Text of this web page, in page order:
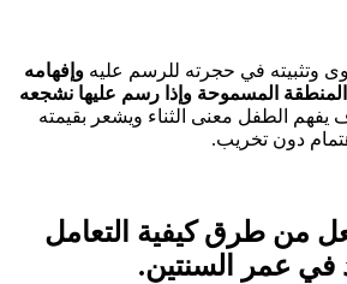
وتثبيته في حجرته للرسم عليه وإفهامه
المسموحة وإذا رسم عليها نشجعه
يفهم الطفل معنى الثناء ويشعر بقيمته
دون تخريب.
من طرق كيفية التعامل
في عمر السنتين.